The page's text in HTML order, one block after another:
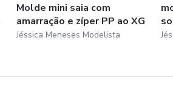
Molde mini saia com
amarração e zíper PP ao XG
Jéssica Meneses Modelista